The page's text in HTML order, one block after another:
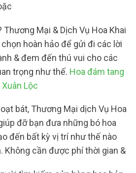
Mại & Dịch Vụ Hoa Khai
hoàn hảo để gửi đi các lời
& đem đến thú vui cho các
trọng như thế. Hoa đám tang
Lộc
bát, Thương Mại dịch Vụ Hoa
đỡ bạn đưa những bó hoa
đến bất kỳ vị trí như thế nào
Không cần được phí thời gian &